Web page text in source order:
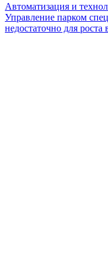
Автоматизация и
Управление парком
недостаточно для роста